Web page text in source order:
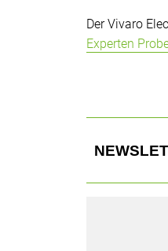
Der Vivaro
Experten